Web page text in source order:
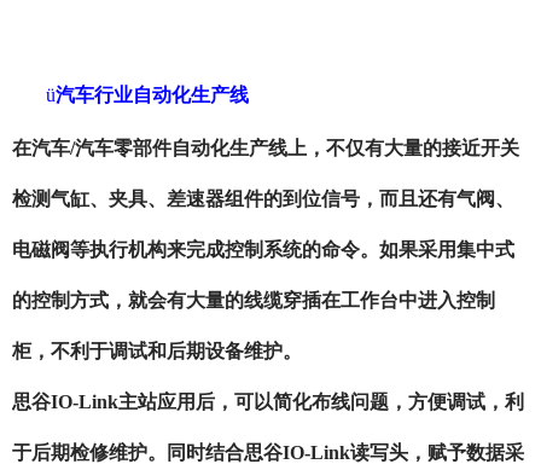
ü汽车行业自动化生产线
在汽车/汽车零部件自动化生产线上，不仅有大量的接近开关
检测气缸、夹具、差速器组件的到位信号，而且还有气阀、
电磁阀等执行机构来完成控制系统的命令。如果采用集中式
的控制方式，就会有大量的线缆穿插在工作台中进入控制
柜，不利于调试和后期设备维护。
思谷IO-Link主站应用后，可以简化布线问题，方便调试，利
于后期检修维护。同时结合思谷IO-Link读写头，赋予数据采